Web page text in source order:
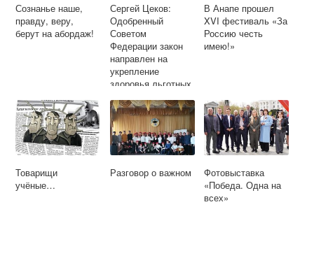
Сознанье наше,
правду, веру,
берут на абордаж!
Сергей Цеков:
Одобренный
Советом
Федерации закон
направлен на
укрепление
здоровья льготных
российских
граждан,
проживающих в
Абхазии
В Анапе прошел
XVI фестиваль «За
Россию честь
имею!»
Товарищи
учёные…
Разговор о важном
Фотовыставка
«Победа. Одна на
всех»